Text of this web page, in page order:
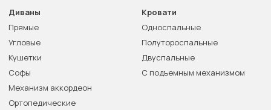
Диваны
Прямые
Угловые
Кушетки
Софы
Механизм аккордеон
Ортопедические
Кровати
Односпальные
Полутороспальные
Двуспальные
С подъемным механизмом